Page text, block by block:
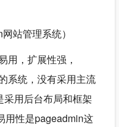
站管理系统）
用，扩展性强，
系统，没有采用主流
用后台布局和框架
用性是pageadmin这